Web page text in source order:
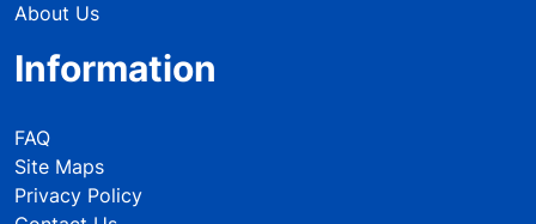
About Us
Information
FAQ
Site Maps
Privacy Policy